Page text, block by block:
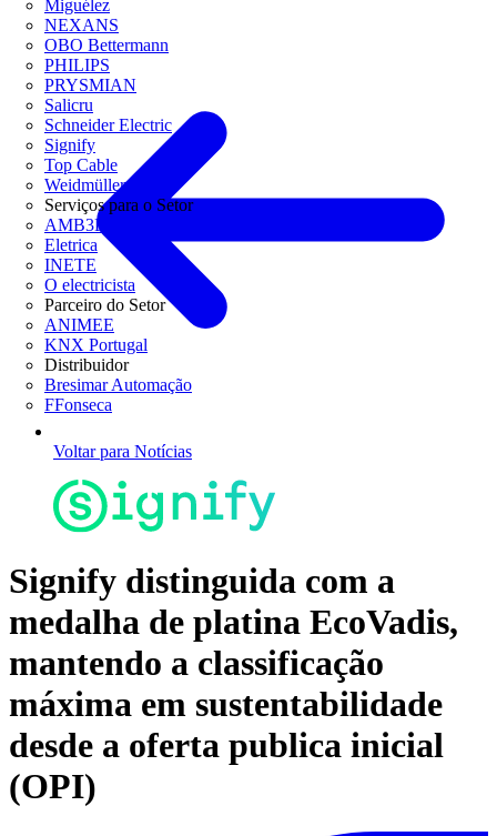
Miguélez
NEXANS
OBO Bettermann
PHILIPS
PRYSMIAN
Salicru
Schneider Electric
Signify
Top Cable
Weidmüller
Serviços para o Setor
AMB3E
Eletrica
INETE
O electricista
Parceiro do Setor
ANIMEE
KNX Portugal
Distribuidor
Bresimar Automação
FFonseca
Voltar para Notícias
Signify distinguida com a
medalha de platina EcoVadis,
mantendo a classificação
máxima em sustentabilidade
desde a oferta publica inicial
(OPI)